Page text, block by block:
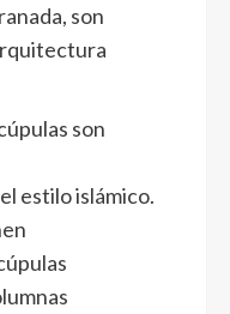
son
son
estilo islámico.